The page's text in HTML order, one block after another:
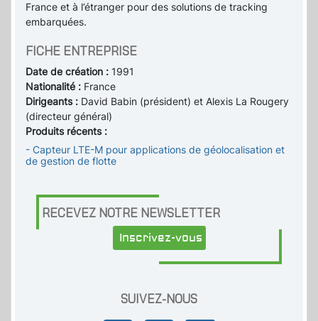
France et à l’étranger pour des solutions de tracking
embarquées.
FICHE ENTREPRISE
Date de création : 1991
Nationalité : France
Dirigeants : David Babin (président) et Alexis La Rougery
(directeur général)
Produits récents :
- Capteur LTE-M pour applications de géolocalisation et
de gestion de flotte
RECEVEZ NOTRE NEWSLETTER
Inscrivez-vous
SUIVEZ-NOUS